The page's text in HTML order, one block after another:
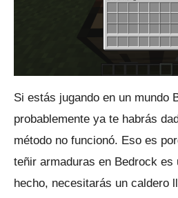
Si estás jugando en un mundo
probablemente ya te habrás
método no funcionó. Eso es
teñir armaduras en Bedrock es
hecho, necesitarás un caldero